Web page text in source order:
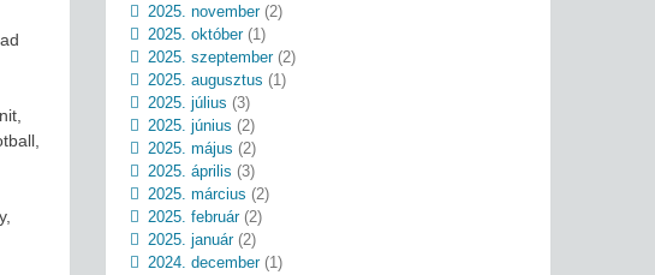
2025. november(2)
2025. október(1)
2025. szeptember(2)
2025. augusztus (1)
2025. július (3)
2025. június (2)
2025. május (2)
2025. április (3)
2025. március (2)
2025. február(2)
2025. január(2)
2024. december(1)